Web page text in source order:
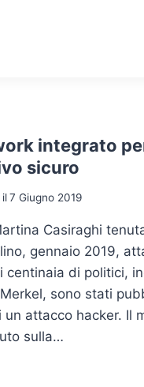
integrato
sicuro
il7 Giugno 2019
Casiraghi
gennaio 2019,
centinaia di politici,
sono stati
attacco hacker. Il
sulla…